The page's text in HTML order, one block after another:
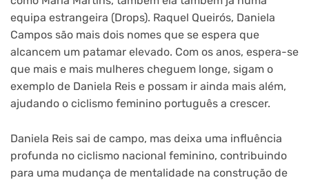
equipa estrangeira (Drops). Raquel Queirós, Daniela
Campos são mais dois nomes que se espera que
alcancem um patamar elevado. Com os anos, espera-se
que mais e mais mulheres cheguem longe, sigam o
exemplo de Daniela Reis e possam ir ainda mais além,
ajudando o ciclismo feminino português a crescer.
Daniela Reis sai de campo, mas deixa uma influência
profunda no ciclismo nacional feminino, contribuindo
para uma mudança de mentalidade na construção de